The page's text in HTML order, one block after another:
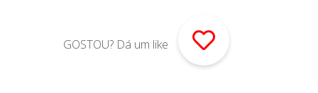
GOSTOU? Dá um like